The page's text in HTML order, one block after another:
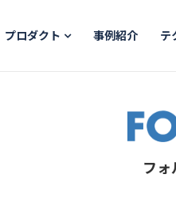
プロダクト 事例紹介 テ
フォ